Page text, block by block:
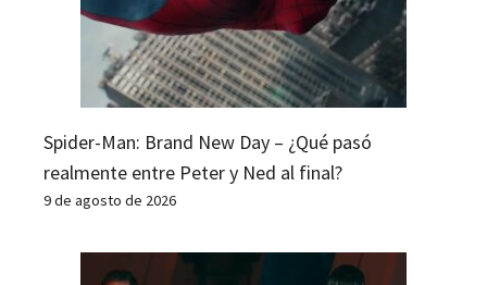
Spider-Man: Brand New Day – ¿Qué pasó
realmente entre Peter y Ned al final?
9 de agosto de 2026